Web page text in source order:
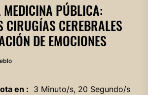
MEDICINA PÚBLICA:
CIRUGÍAS CEREBRALES
DE EMOCIONES
en : 3 Minuto/s, 20 Segundo/s